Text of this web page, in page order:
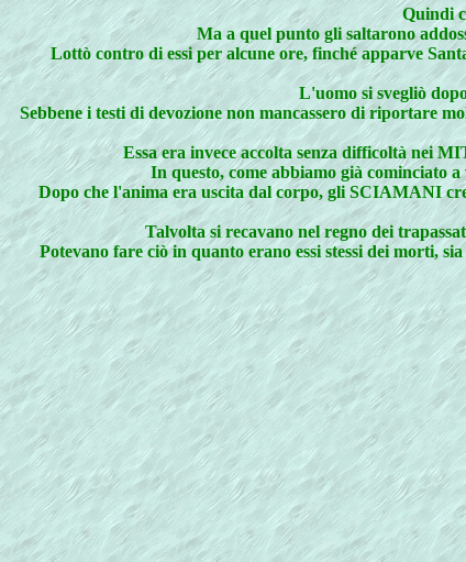
Quindi
Ma a quel punto gli saltarono
Lottò contro di essi per alcune ore, finché apparve
L'uomo si svegliò
Sebbene i testi di devozione non mancassero di riportare
Essa era invece accolta senza difficoltà nei
In questo, come abbiamo già cominciato
Dopo che l'anima era uscita dal corpo, gli SCIAMANI
Talvolta si recavano nel regno dei
Potevano fare ciò in quanto erano essi stessi dei morti,